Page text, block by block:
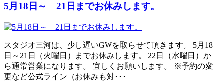
5月18日～ 21日までお休みします。
スタジオ三河は、少し遅いGWを取らせて頂きます。 5月18
日～21日（火曜日）までお休みします。 22日（水曜日）か
ら通常営業になります。 宜しくお願いします。 ※予約の変
更など公式ライン（お休みも対･･･